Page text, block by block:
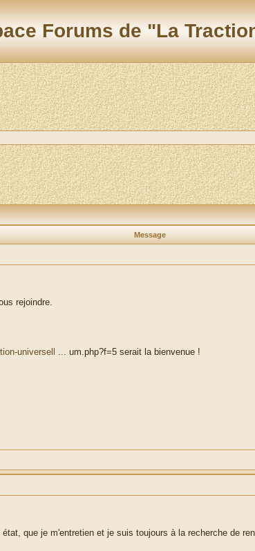
Forums de "La
Message
rejoindre.
universell ... um.php?f=5 serait la bienvenue !
que je m'entretien et je suis toujours à la recherche de